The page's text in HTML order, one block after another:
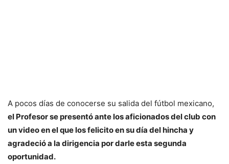
A pocos días de conocerse su salida del fútbol mexicano,
el Profesor se presentó ante los aficionados del club con
un video en el que los felicito en su día del hincha y
agradeció a la dirigencia por darle esta segunda
oportunidad.